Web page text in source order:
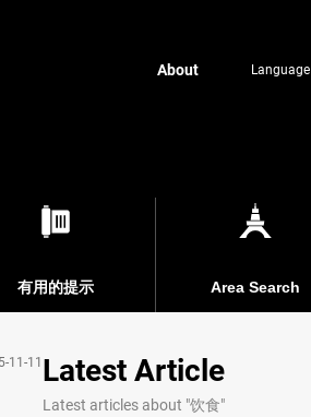
About Language
有用的提示 Area Search
11-11 Latest Article
Latest articles about "饮食"